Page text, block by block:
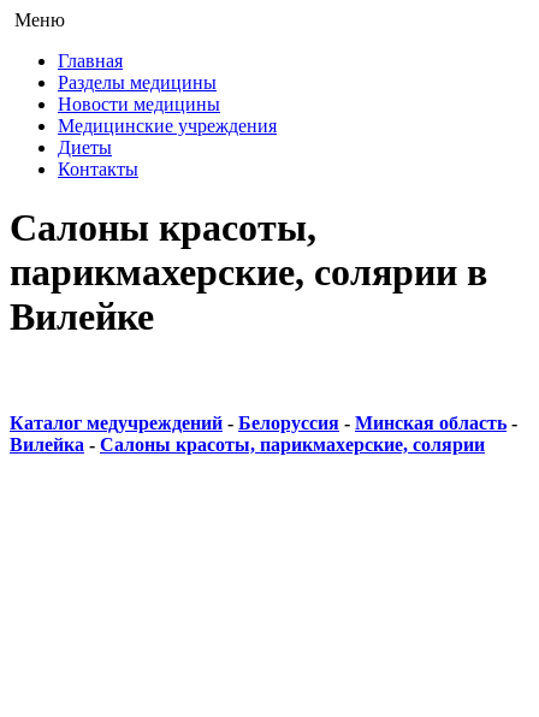
Меню
Главная
Разделы медицины
Новости медицины
Медицинские учреждения
Диеты
Контакты
Салоны красоты,
парикмахерские, солярии в
Вилейке
Каталог медучреждений - Белоруссия - Минская область -
Вилейка - Салоны красоты, парикмахерские, солярии